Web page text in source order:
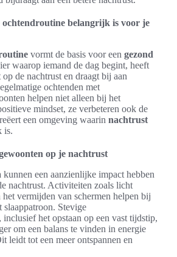
ochtendroutine belangrijk is voor je
vormt de basis voor een gezond
waarop iemand de dag begint, heeft
de nachtrust en draagt bij aan
ochtenden met
helpen niet alleen bij het
mindset, ze verbeteren ook de
een omgeving waarin nachtrust
is.
op je nachtrust
kunnen een aanzienlijke impact hebben
nachtrust. Activiteiten zoals licht
vermijden van schermen helpen bij
slaappatroon. Stevige
, inclusief het opstaan op een vast tijdstip,
om een balans te vinden in energie
leidt tot een meer ontspannen en